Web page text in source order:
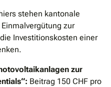
stehen kantonale
zur
Investitionskosten einer
zur
Beitrag 150 CHF pro